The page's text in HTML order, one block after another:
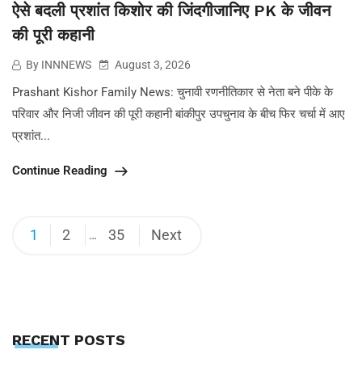
ऐसे बदली प्रशांत किशोर की जिंदगीजानिए PK के जीवन
की पूरी कहानी
By INNNEWS August 3, 2026
Prashant Kishor Family News: चुनावी रणनीतिकार से नेता बने पीके के
परिवार और निजी जीवन की पूरी कहानी बांकीपुर उपचुनाव के बीच फिर चर्चा में आए
प्रशांत...
Continue Reading
1 2 … 35 Next
RECENT POSTS